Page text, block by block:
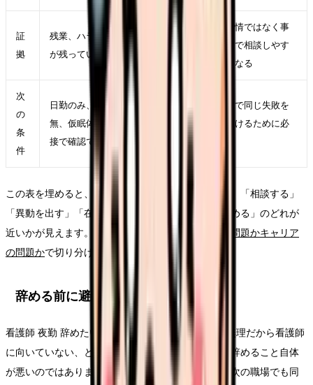
証
拠
残業、ハラスメント、退職交渉の記録
が残っているか
感情ではなく事
実で相談しやす
くなる
次
の
条
件
日勤のみ、夜勤回数、オンコール有
無、仮眠体制、夜勤手当を求人票や面
接で確認できるか
次で同じ失敗を
避けるために必
この表を埋めると、「今すぐ退職」ではなく「休む」「相談する」
「異動を出す」「在職転職を始める」「退職日を決める」のどれが
近いかが見えます。判断がつかない場合は、
職場の問題かキャリア
の問題かで切り分けてください。
辞める前に避けたい失敗
看護師 夜勤 辞めたいで一番避けたいのは、夜勤が無理だから看護師
に向いていない、と職業全体を否定することです。辞めること自体
が悪いのではありません。準備不足のまま動くと、次の職場でも同